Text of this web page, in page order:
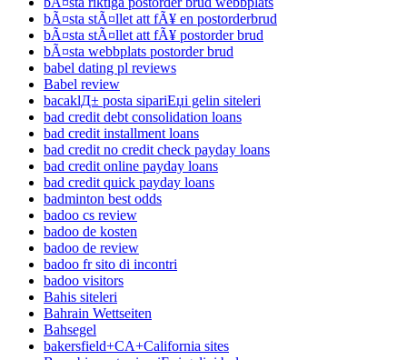
bÃ¤sta stÃ¤llet att fÃ¥ en postorderbrud
bÃ¤sta stÃ¤llet att fÃ¥ postorder brud
bÃ¤sta webbplats postorder brud
babel dating pl reviews
Babel review
bacaklД± posta sipariЕџi gelin siteleri
bad credit debt consolidation loans
bad credit installment loans
bad credit no credit check payday loans
bad credit online payday loans
bad credit quick payday loans
badminton best odds
badoo cs review
badoo de kosten
badoo de review
badoo fr sito di incontri
badoo visitors
Bahis siteleri
Bahrain Wettseiten
Bahsegel
bakersfield+CA+California sites